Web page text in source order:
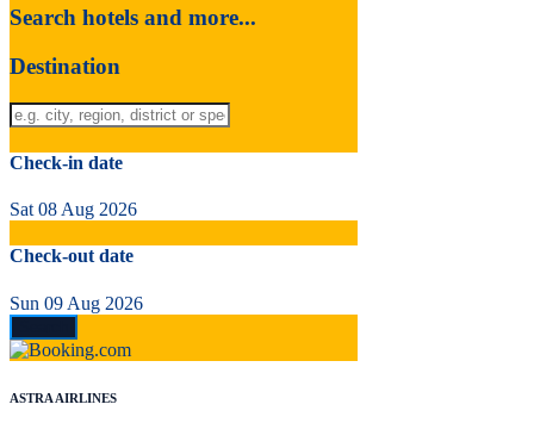
Search hotels and more...
Destination
Check-in date
Sat 08 Aug 2026
Check-out date
Sun 09 Aug 2026
ASTRA AIRLINES